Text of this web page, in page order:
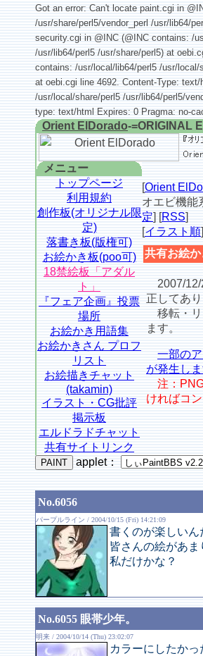
Got an error: Can't locate paint.cgi in
/usr/share/perl5/vendor_perl /usr/lib64/
security.cgi in @INC (@INC contains: /
/usr/lib64/perl5 /usr/share/perl5) at
contains: /usr/local/lib64/perl5 /usr/local/
at oebi.cgi line 4692. Content-Type:
/usr/local/share/perl5 /usr/lib64/perl5/
type: text/html Expires: 0 Pragma: no-
Orient ElDorado-=ORIGINAL
メニュー
トップページ
利用規約
創作板(オリジナル限
定)
落書き板(版権可)
お絵かき板(poo可)
18禁絵板「アダル
ト」
『フェア企画』投票
場所
お絵かき用語集
お絵かきさん プロフ
リスト
お絵描きチャット
(takamin)
イラスト・CG批評
掲示板
エルドラドチャット
共有サイトリンク
[Orient
オエビ機能
定] [RSS]
[イラスト順
共有お絵
2007/12/
正してあり
移転・リ
ます。
一部の
が発生しま
注：
ければコ
applet：
No.6056
パープルライン / 2004/10/15 (Fri) 14:21:09
書くのが楽しいん
皆さんの絵があ
私だけかな？
No.6055 眼帯少年。
明来 / 2004/10/14 (Thu) 23:02:07
カラーにしたかっ